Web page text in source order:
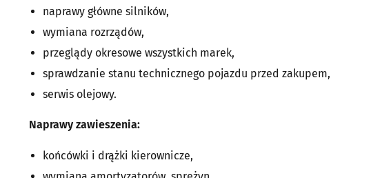
naprawy główne silników,
wymiana rozrządów,
przeglądy okresowe wszystkich marek,
sprawdzanie stanu technicznego pojazdu przed zakupem,
serwis olejowy.
Naprawy zawieszenia:
końcówki i drążki kierownicze,